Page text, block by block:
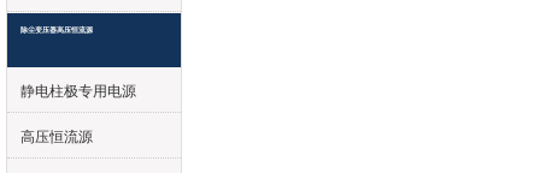
除尘变压器高压恒流源
静电柱极专用电源
高压恒流源